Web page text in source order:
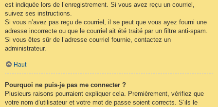
est indiquée lors de l’enregistrement. Si vous avez reçu un courriel,
suivez ses instructions.
Si vous n’avez pas reçu de courriel, il se peut que vous ayez fourni une
adresse incorrecte ou que le courriel ait été traité par un filtre anti-spam.
Si vous êtes sûr de l’adresse courriel fournie, contactez un
administrateur.
Haut
Pourquoi ne puis-je pas me connecter ?
Plusieurs raisons pourraient expliquer cela. Premièrement, vérifiez que
votre nom d’utilisateur et votre mot de passe soient corrects. S’ils le